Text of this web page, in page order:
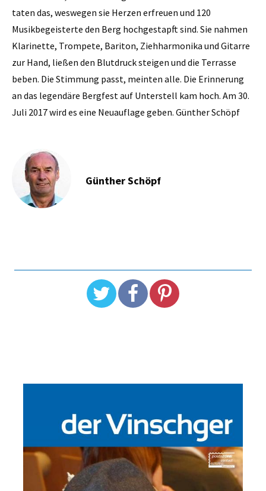
taten das, weswegen sie Herzen erfreuen und 120
Musikbegeisterte den Berg hochgestapft sind. Sie nahmen
Klarinette, Trompete, Bariton, Ziehharmonika und Gitarre
zur Hand, ließen den Blutdruck steigen und die Terrasse
beben. Die Stimmung passt, meinten alle. Die Erinnerung
an das legendäre Bergfest auf Unterstell kam hoch. Am 30.
Juli 2017 wird es eine Neuauflage geben. Günther Schöpf
Günther Schöpf